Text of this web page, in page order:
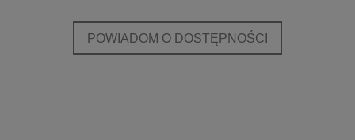
POWIADOM O DOSTĘPNOŚCI